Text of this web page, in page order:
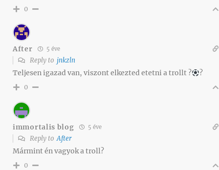
0
After 5 éve
Reply to jnkzln
Teljesen igazad van, viszont elkezted etetni a trollt ? ?
0
immortalis blog 5 éve
Reply toAfter
Mármint én vagyok a troll?
0